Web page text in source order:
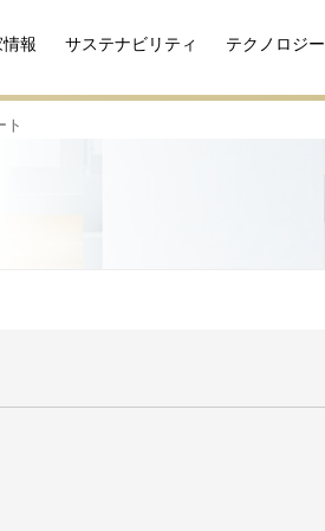
報 サステナビリティ テクノロジー
ト